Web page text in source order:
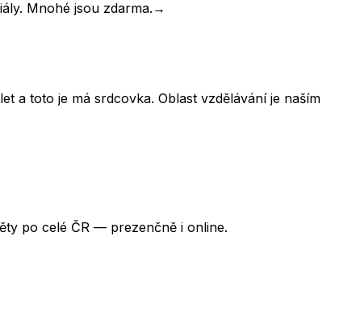
Mnohé jsou zdarma. →
a toto je má srdcovka. Oblast vzdělávání je naším
po celé ČR — prezenčně i online.